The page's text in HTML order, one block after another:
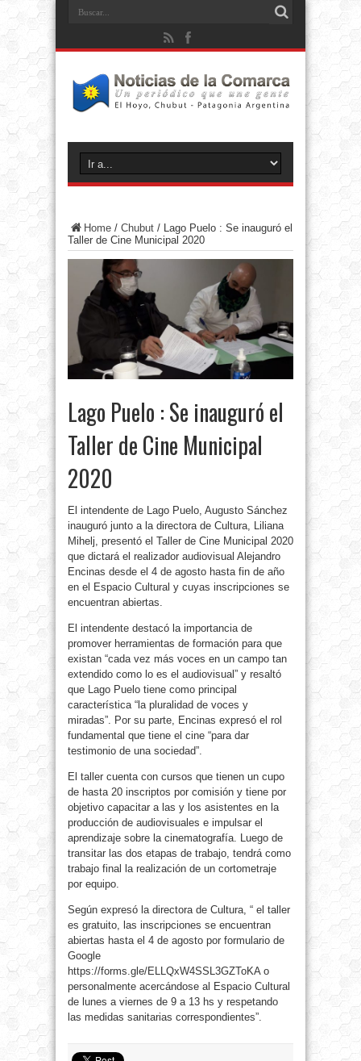
Home / Chubut / Lago Puelo : Se inauguró el
Taller de Cine Municipal 2020
Lago Puelo : Se inauguró el
Taller de Cine Municipal
2020
El intendente de Lago Puelo, Augusto Sánchez
inauguró junto a la directora de Cultura, Liliana
Mihelj, presentó el Taller de Cine Municipal 2020
que dictará el realizador audiovisual Alejandro
Encinas desde el 4 de agosto hasta fin de año
en el Espacio Cultural y cuyas inscripciones se
encuentran abiertas.
El intendente destacó la importancia de
promover herramientas de formación para que
existan “cada vez más voces en un campo tan
extendido como lo es el audiovisual” y resaltó
que Lago Puelo tiene como principal
característica “la pluralidad de voces y
miradas”. Por su parte, Encinas expresó el rol
fundamental que tiene el cine “para dar
testimonio de una sociedad”.
El taller cuenta con cursos que tienen un cupo
de hasta 20 inscriptos por comisión y tiene por
objetivo capacitar a las y los asistentes en la
producción de audiovisuales e impulsar el
aprendizaje sobre la cinematografía. Luego de
transitar las dos etapas de trabajo, tendrá como
trabajo final la realización de un cortometraje
por equipo.
Según expresó la directora de Cultura, “ el taller
es gratuito, las inscripciones se encuentran
abiertas hasta el 4 de agosto por formulario de
Google
https://forms.gle/ELLQxW4SSL3GZToKA o
personalmente acercándose al Espacio Cultural
de lunes a viernes de 9 a 13 hs y respetando
las medidas sanitarias correspondientes”.